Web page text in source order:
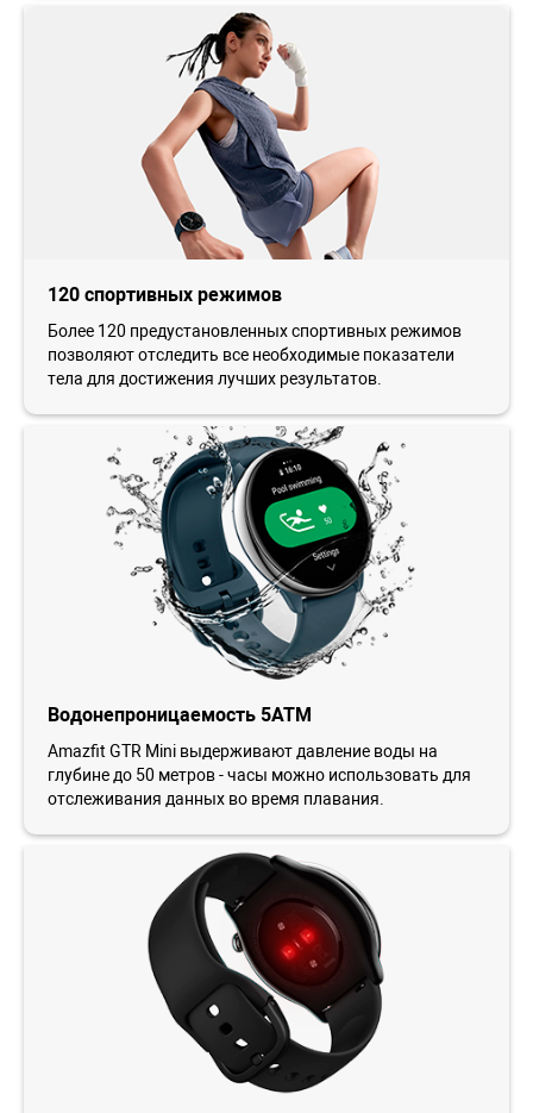
120 спортивных режимов
Более 120 предустановленных спортивных режимов
позволяют отследить все необходимые показатели
тела для достижения лучших результатов.
Водонепроницаемость 5АТМ
Amazfit GTR Mini выдерживают давление воды на
глубине до 50 метров - часы можно использовать для
отслеживания данных во время плавания.